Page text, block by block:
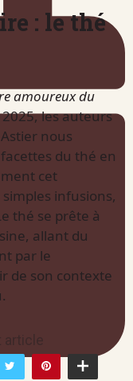
: le thé
amoureux du
les auteurs
nous
du thé en
cet
infusions,
thé se prête à
allant du
par le
de son contexte
article